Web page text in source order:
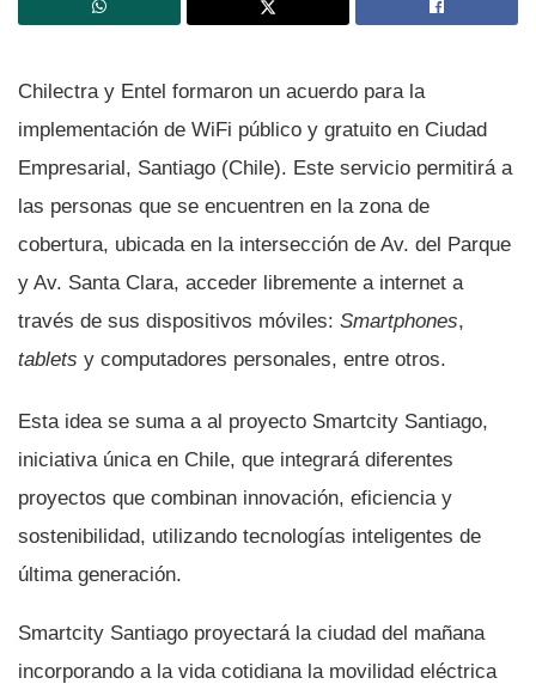
Chilectra y Entel formaron un acuerdo para la
implementación de WiFi público y gratuito en Ciudad
Empresarial, Santiago (Chile). Este servicio permitirá a
las personas que se encuentren en la zona de
cobertura, ubicada en la intersección de Av. del Parque
y Av. Santa Clara, acceder libremente a internet a
través de sus dispositivos móviles: Smartphones,
tablets y computadores personales, entre otros.
Esta idea se suma a al proyecto Smartcity Santiago,
iniciativa única en Chile, que integrará diferentes
proyectos que combinan innovación, eficiencia y
sostenibilidad, utilizando tecnologí­as inteligentes de
última generación.
Smartcity Santiago proyectará la ciudad del mañana
incorporando a la vida cotidiana la movilidad eléctrica